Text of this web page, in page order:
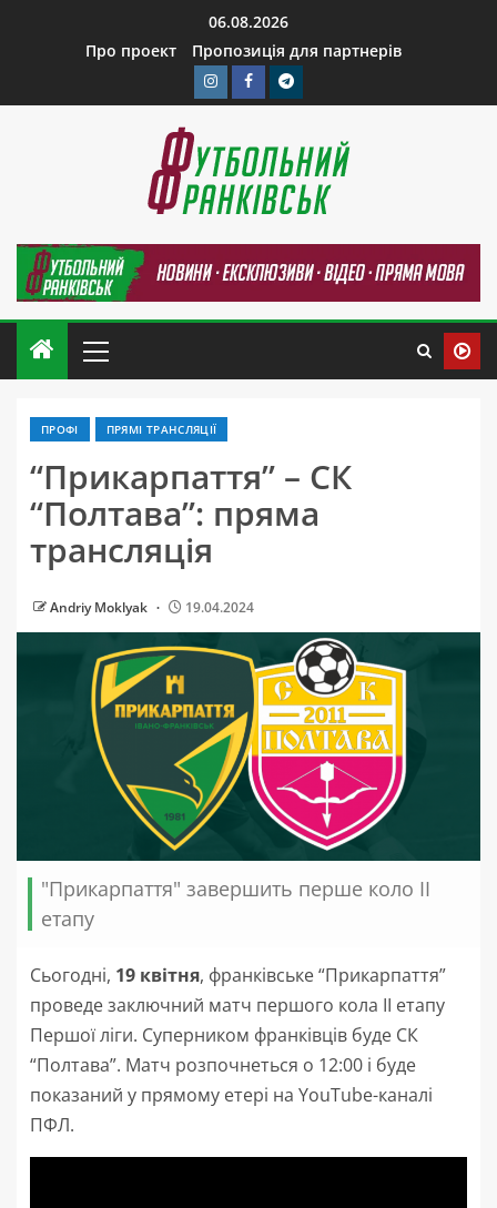
06.08.2026
Про проект
Пропозиція для партнерів
ПРОФІ ПРЯМІ ТРАНСЛЯЦІЇ
“Прикарпаття” – СК
“Полтава”: пряма
трансляція
Andriy Moklyak 19.04.2024
"Прикарпаття" завершить перше коло ІІ
етапу
Сьогодні, 19 квітня, франківське “Прикарпаття”
проведе заключний матч першого кола ІІ етапу
Першої ліги. Суперником франківців буде СК
“Полтава”. Матч розпочнеться о 12:00 і буде
показаний у прямому етері на YouTube-каналі
ПФЛ.